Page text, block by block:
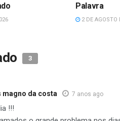
Palavra
2 DE AGOSTO
3
magno da costa 7 anos ago
!!!